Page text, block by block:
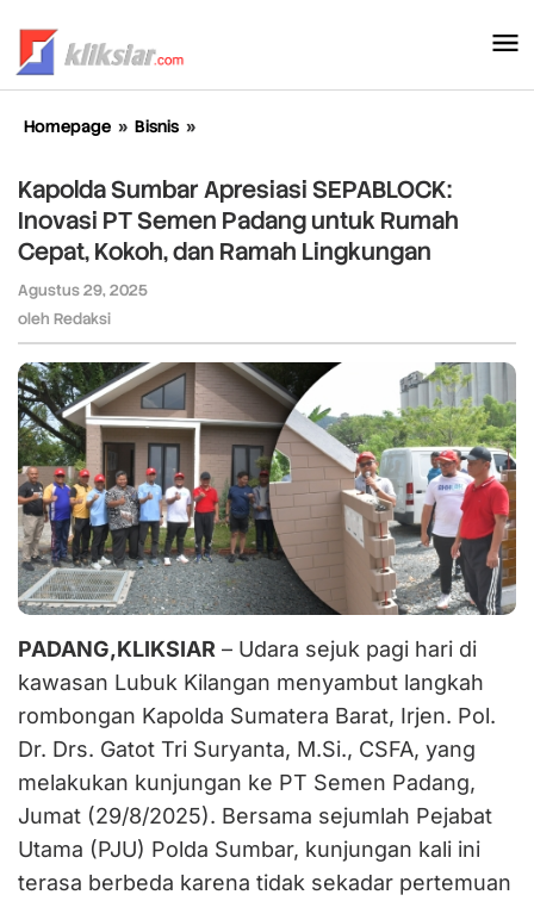
konten
Homepage » Bisnis »
Apresiasi
SEPABLOCK:
Inovasi
PT
Rumah
Cepat,
Kokoh,
dan
Ramah
Lingkungan
Kapolda Sumbar Apresiasi SEPABLOCK:
Inovasi PT Semen Padang untuk Rumah
Cepat, Kokoh, dan Ramah Lingkungan
Agustus 29, 2025
oleh Redaksi
PADANG,KLIKSIAR – Udara sejuk pagi hari di
kawasan Lubuk Kilangan menyambut langkah
rombongan Kapolda Sumatera Barat, Irjen. Pol.
Dr. Drs. Gatot Tri Suryanta, M.Si., CSFA, yang
melakukan kunjungan ke PT Semen Padang,
Jumat (29/8/2025). Bersama sejumlah Pejabat
Utama (PJU) Polda Sumbar, kunjungan kali ini
terasa berbeda karena tidak sekadar pertemuan